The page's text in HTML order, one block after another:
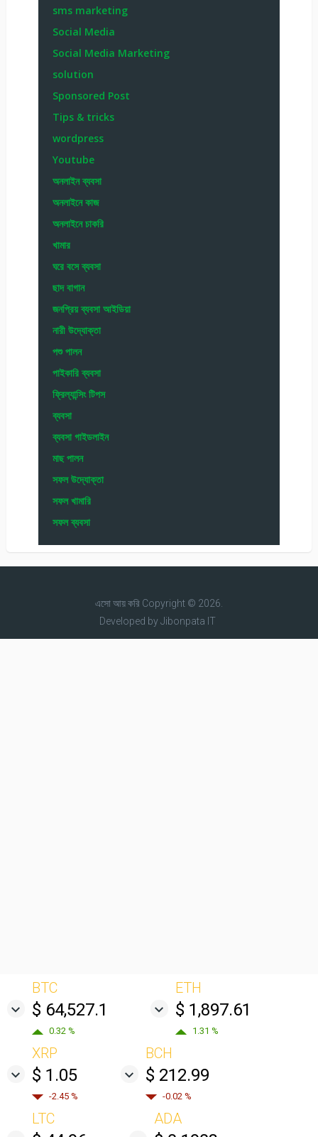
sms marketing
Social Media
Social Media Marketing
solution
Sponsored Post
Tips & tricks
wordpress
Youtube
অনলাইন ব্যবসা
অনলাইনে কাজ
অনলাইনে চাকরি
খামার
ঘরে বসে ব্যবসা
ছাদ বাগান
জনপ্রিয় ব্যবসা আইডিয়া
নারী উদ্যোক্তা
পশু পালন
পাইকারি ব্যবসা
ফ্রিল্যান্সিং টিপস
ব্যবসা
ব্যবসা গাইডলাইন
মাছ পালন
সফল উদ্যোক্তা
সফল খামারি
সফল ব্যবসা
এসো আয় করিCopyright © 2026.
Developed byJibonpata IT
BTC
$ 64,527.1
0.32 %
ETH
$ 1,897.61
1.31 %
XRP
$ 1.05
-2.45 %
BCH
$ 212.99
-0.02 %
LTC ADA